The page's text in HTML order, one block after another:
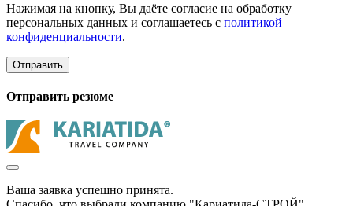
Нажимая на кнопку, Вы даёте согласие на обработку
персональных данных и соглашаетесь с политикой
конфиденциальности.
Отправить
Отправить резюме
Ваша заявка успешно принята.